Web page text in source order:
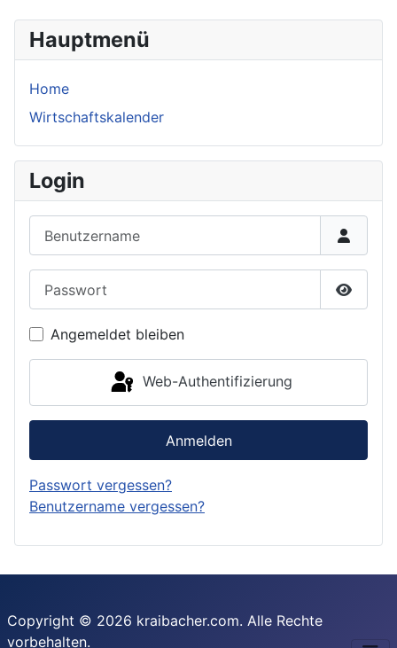
Hauptmenü
Home
Wirtschaftskalender
Login
Angemeldet bleiben
Web-Authentifizierung
Anmelden
Passwort vergessen?
Benutzername vergessen?
Copyright © 2026 kraibacher.com. Alle Rechte
vorbehalten.